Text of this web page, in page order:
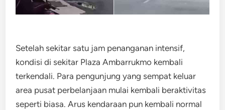
Setelah sekitar satu jam penanganan intensif,
kondisi di sekitar Plaza Ambarrukmo kembali
terkendali. Para pengunjung yang sempat keluar
area pusat perbelanjaan mulai kembali beraktivitas
seperti biasa. Arus kendaraan pun kembali normal